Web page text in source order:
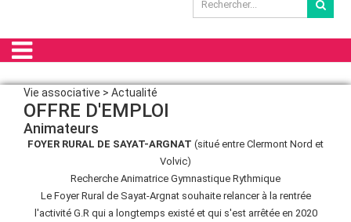
Vie associative > Actualité
OFFRE D'EMPLOI
Animateurs
FOYER RURAL DE SAYAT-ARGNAT (situé entre Clermont Nord et
Volvic)
Recherche Animatrice Gymnastique Rythmique
Le Foyer Rural de Sayat-Argnat souhaite relancer à la rentrée
l'activité G.R qui a longtemps existé et qui s'est arrêtée en 2020